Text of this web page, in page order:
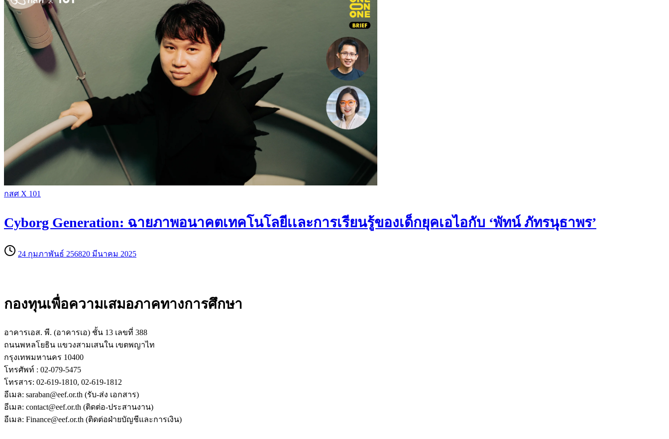
กสศ X 101
Cyborg Generation: ฉายภาพอนาคตเทคโนโลยีเเละการเรียนรู้ของเด็กยุคเอไอกับ ‘พัทน์ ภัทรนุธาพร’
24 กุมภาพันธ์ 256820 มีนาคม 2025
กองทุนเพื่อความเสมอภาคทางการศึกษา
อาคารเอส. พี. (อาคารเอ) ชั้น 13 เลขที่ 388
ถนนพหลโยธิน แขวงสามเสนใน เขตพญาไท
กรุงเทพมหานคร 10400
โทรศัพท์ : 02-079-5475
โทรสาร: 02-619-1810, 02-619-1812
อีเมล: saraban@eef.or.th (รับ-ส่ง เอกสาร)
อีเมล: contact@eef.or.th (ติดต่อ-ประสานงาน)
อีเมล: Finance@eef.or.th (ติดต่อฝ่ายบัญชีและการเงิน)